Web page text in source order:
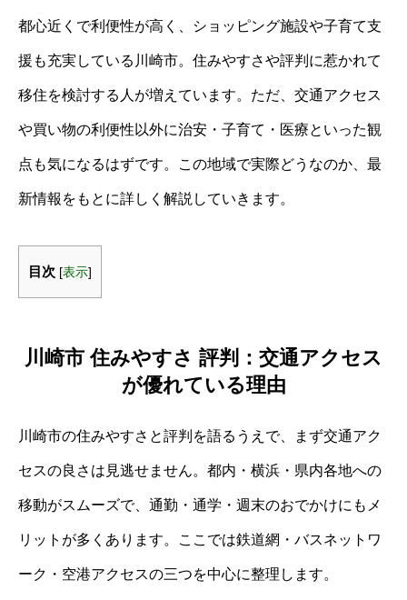
都心近くで利便性が高く、ショッピング施設や子育て支
援も充実している川崎市。住みやすさや評判に惹かれて
移住を検討する人が増えています。ただ、交通アクセス
や買い物の利便性以外に治安・子育て・医療といった観
点も気になるはずです。この地域で実際どうなのか、最
新情報をもとに詳しく解説していきます。
目次 [表示]
川崎市 住みやすさ 評判：交通アクセス
が優れている理由
川崎市の住みやすさと評判を語るうえで、まず交通アク
セスの良さは見逃せません。都内・横浜・県内各地への
移動がスムーズで、通勤・通学・週末のおでかけにもメ
リットが多くあります。ここでは鉄道網・バスネットワ
ーク・空港アクセスの三つを中心に整理します。